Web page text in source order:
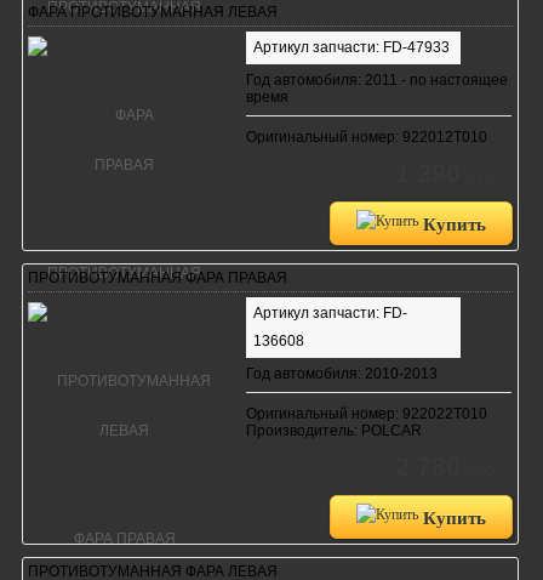
ФАРА ПРОТИВОТУМАННАЯ ЛЕВАЯ
Артикул запчасти: FD-47933
Год автомобиля: 2011 - по настоящее
время
Оригинальный номер: 922012T010
Купить
ПРОТИВОТУМАННАЯ ФАРА ПРАВАЯ
Артикул запчасти: FD-
136608
Год автомобиля: 2010-2013
Оригинальный номер: 922022T010
Производитель: POLCAR
Купить
ПРОТИВОТУМАННАЯ ФАРА ЛЕВАЯ